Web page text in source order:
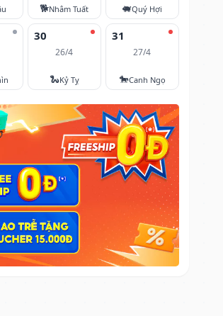
🐕Nhâm Tuất 🐖Quý Hợi
30
26/4
🐍Kỷ Tỵ
31
27/4
🐎Canh Ngọ